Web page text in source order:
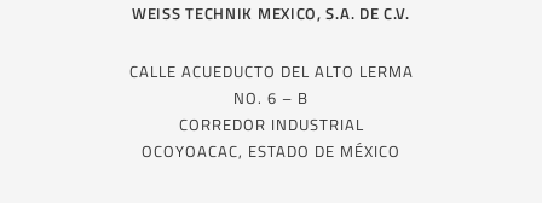
WEISS TECHNIK MEXICO, S.A. DE C.V.
CALLE ACUEDUCTO DEL ALTO LERMA
NO. 6 – B
CORREDOR INDUSTRIAL
OCOYOACAC, ESTADO DE MÉXICO